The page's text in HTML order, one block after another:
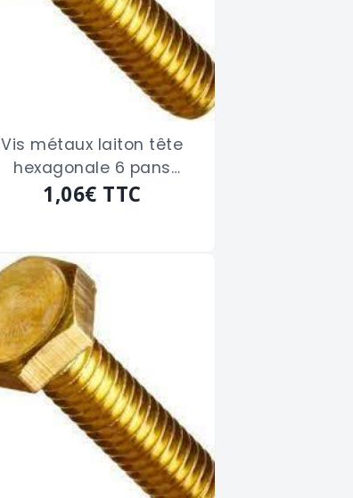
Vis métaux laiton tête
hexagonale 6 pans
filetage total de 5 x 20
1,06€ TTC